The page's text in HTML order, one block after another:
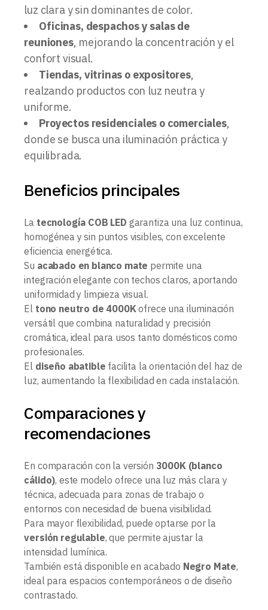
luz clara y sin dominantes de color.
Oficinas, despachos y salas de
reuniones, mejorando la concentración y el
confort visual.
Tiendas, vitrinas o expositores,
realzando productos con luz neutra y
uniforme.
Proyectos residenciales o comerciales,
donde se busca una iluminación práctica y
equilibrada.
Beneficios principales
La tecnología COB LED garantiza una luz continua,
homogénea y sin puntos visibles, con excelente
eficiencia energética.
Su acabado en blanco mate permite una
integración elegante con techos claros, aportando
uniformidad y limpieza visual.
El tono neutro de 4000K ofrece una iluminación
versátil que combina naturalidad y precisión
cromática, ideal para usos tanto domésticos como
profesionales.
El diseño abatible facilita la orientación del haz de
luz, aumentando la flexibilidad en cada instalación.
Comparaciones y
recomendaciones
En comparación con la versión 3000K (blanco
cálido), este modelo ofrece una luz más clara y
técnica, adecuada para zonas de trabajo o
entornos con necesidad de buena visibilidad.
Para mayor flexibilidad, puede optarse por la
versión regulable, que permite ajustar la
intensidad lumínica.
También está disponible en acabado Negro Mate,
ideal para espacios contemporáneos o de diseño
contrastado.